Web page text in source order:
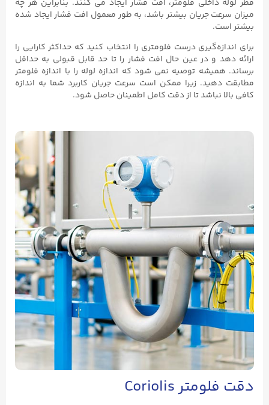
قطر لوله داخلی فلومتر، افت فشار ایجاد می کنند. بنابراین هر چه
میزان سرعت جریان بیشتر باشد، به طور معمول افت فشار ایجاد شده
بیشتر است.
برای اندازه‌گیری درست فلومتری را انتخاب کنید که حداکثر کارایی را
ارائه دهد و در عین حال افت فشار را تا حد قابل قبولی به حداقل
برساند. همیشه توصیه نمی شود که اندازه لوله را با اندازه فلومتر
مطابقت دهید. زیرا ممکن است سرعت جریان کاربرد شما به اندازه
کافی بالا نباشد تا از دقت کامل اطمینان حاصل شود.
دقت فلومتر Coriolis